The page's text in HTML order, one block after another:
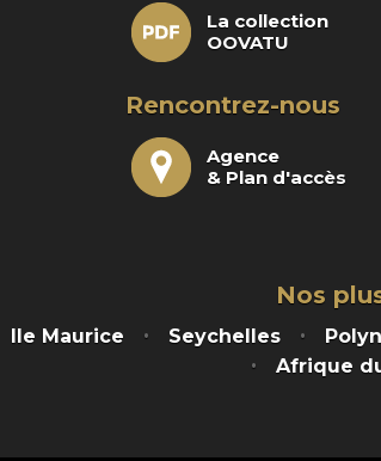
La collection
OOVATU
Rencontrez-nous
Agence
& Plan d'accès
Nos
Ile Maurice Seychelles
Afrique